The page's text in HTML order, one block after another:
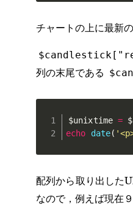
チャートの上に最新
列の末尾である
$unixtime =
echo
date(
配列から取り出した
なので，例えば現在